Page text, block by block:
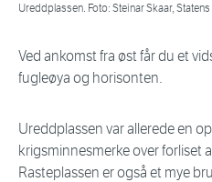
Ureddplassen. Foto: Steinar Skaar,
Ved ankomst fra øst får du et
fugleøya og horisonten.
Ureddplassen var allerede en
krigsminnesmerke over forliset
Rasteplassen er også et mye